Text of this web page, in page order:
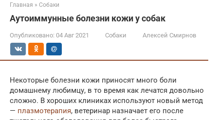
Главная » Собаки
Аутоиммунные болезни кожи у собак
Опубликовано: 04 Авг 2021 Собаки Алексей Смирнов
Некоторые болезни кожи приносят много боли
домашнему любимцу, в то время как лечатся довольно
сложно. В хороших клиниках используют новый метод
— плазмотерапия, ветеринар назначает его после